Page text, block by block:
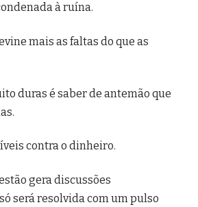
à ruína.
mais as faltas do que as
duras é saber de antemão que
contra o dinheiro.
gera discussões
será resolvida com um pulso